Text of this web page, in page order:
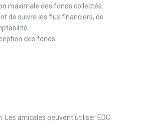
maximale des fonds collectés.
de suivre les flux financiers, de
des fonds.
Les amicales peuvent utiliser EDC